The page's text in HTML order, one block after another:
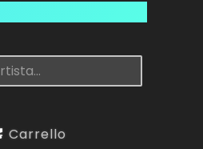
Carrello